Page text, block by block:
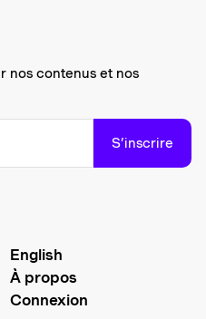
nos contenus et nos
S’inscrire
English
À propos
Connexion